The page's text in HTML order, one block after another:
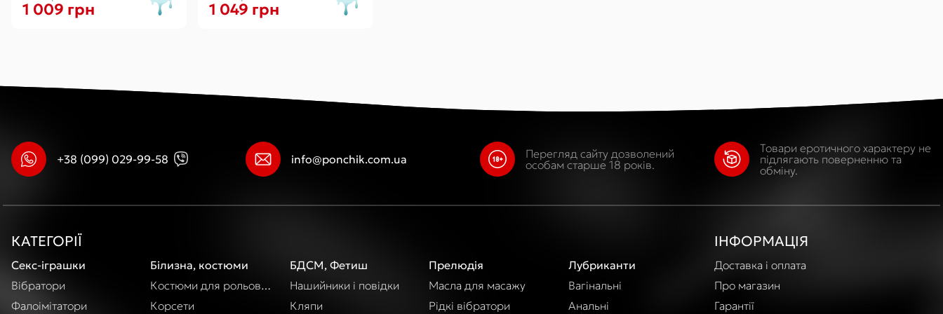
1 009 грн 1 049 грн
+38 (099) 029-99-58 info@ponchik.com.ua
Перегляд сайту дозволений
особам старше 18 років.
Товари еротичного характеру не
підлягають поверненню та
обміну.
КАТЕГОРІЇ
Секс-іграшки
Вібратори
Фалоімітатори
Білизна, костюми
Костюми для рольових ігор
Корсети
БДСМ, Фетиш
Нашийники і повідки
Кляпи
Прелюдія
Масла для масажу
Рідкі вібратори
Лубриканти
Вагінальні
Анальні
ІНФОРМАЦІЯ
Доставка і оплата
Про магазин
Гарантії